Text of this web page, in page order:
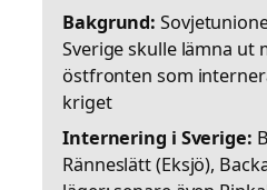
Bakgrund:
Sverige skulle lämna ut
östfronten som
kriget
Internering i Sverige:
Ränneslätt (Eksjö),